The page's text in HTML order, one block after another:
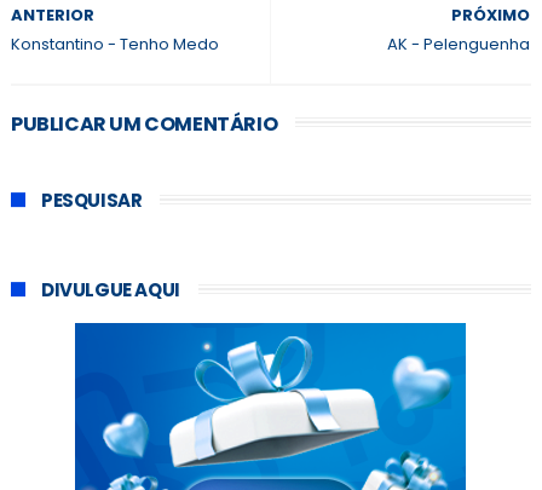
PRÓXIMO
AK - Pelenguenha
ANTERIOR
Konstantino - Tenho Medo
PUBLICAR UM COMENTÁRIO
PESQUISAR
DIVULGUE AQUI